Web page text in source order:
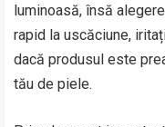
luminoasă, însă
rapid la uscăciune,
dacă produsul este
tău de piele.